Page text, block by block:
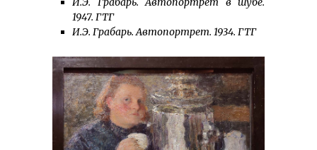
1947. ГТГ
И.Э. Грабарь. Автопортрет. 1934. ГТГ